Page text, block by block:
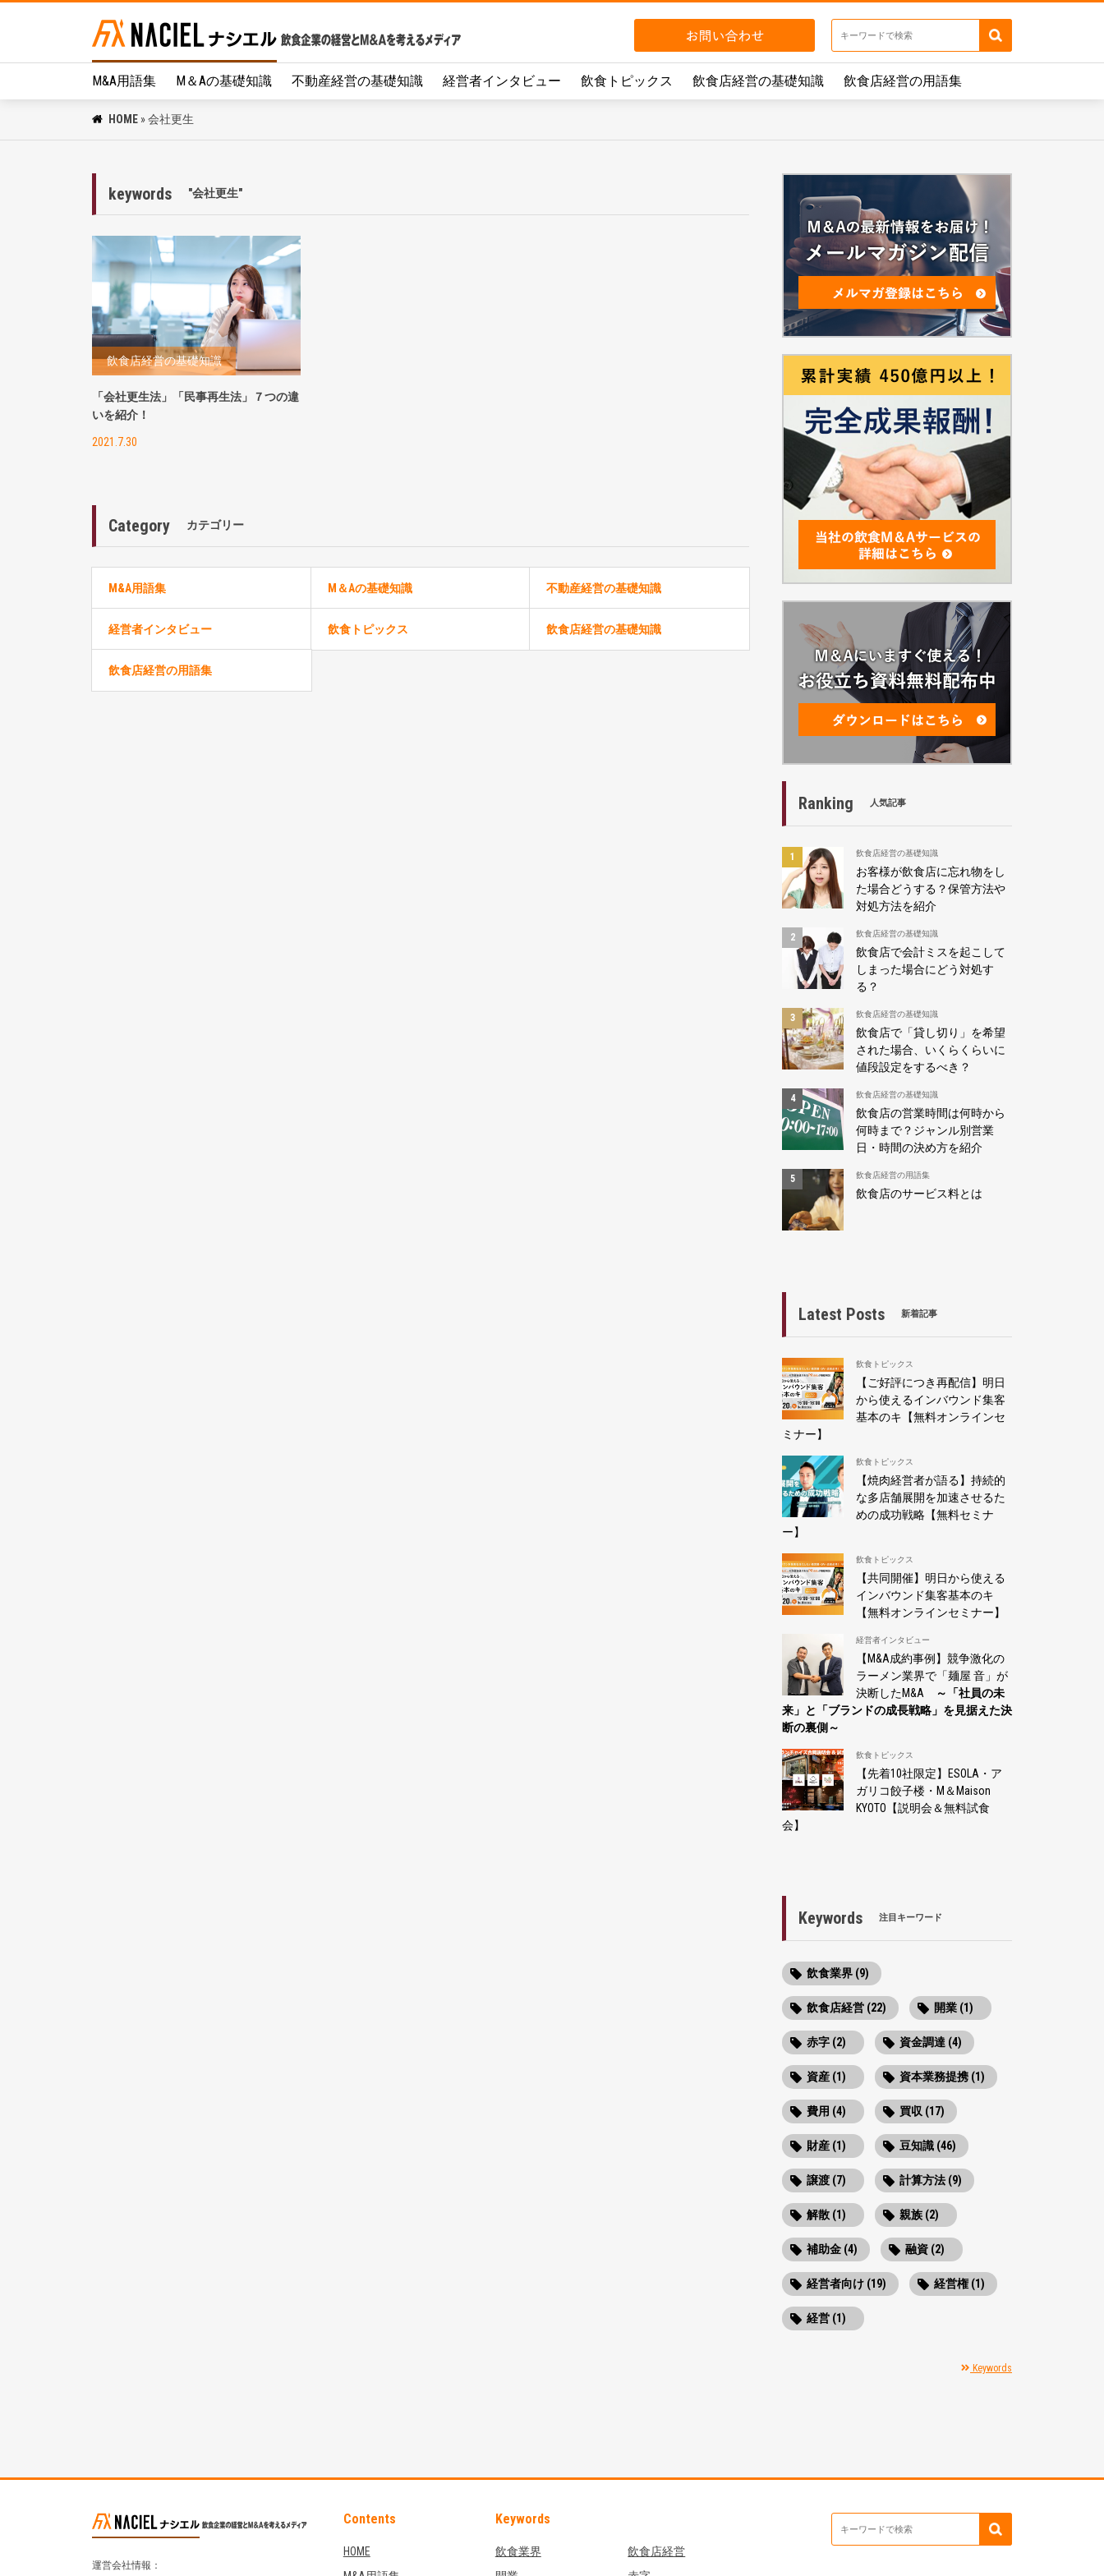
M&A用語集 M＆Aの基礎知識 不動産経営の基礎知識 経営者インタビュー 飲食トピックス 飲食店経営の基礎知識 飲食店経営の用語集
HOME »会社更生
keywords "会社更生"
飲食店経営の基礎知識
「会社更生法」「民事再生法」７つの違
いを紹介！
2021.7.30
Category カテゴリー
M&A用語集 M＆Aの基礎知識 不動産経営の基礎知識
経営者インタビュー 飲食トピックス 飲食店経営の基礎知識
飲食店経営の用語集
Ranking 人気記事
飲食店経営の基礎知識
お客様が飲食店に忘れ物をし
た場合どうする？保管方法や
対処方法を紹介
飲食店経営の基礎知識
飲食店で会計ミスを起こして
しまった場合にどう対処す
る？
飲食店経営の基礎知識
飲食店で「貸し切り」を希望
された場合、いくらくらいに
値段設定をするべき？
飲食店経営の基礎知識
飲食店の営業時間は何時から
何時まで？ジャンル別営業
日・時間の決め方を紹介
飲食店経営の用語集
飲食店のサービス料とは
Latest Posts 新着記事
飲食トピックス
【ご好評につき再配信】明日
から使えるインバウンド集客
基本のキ【無料オンラインセ
ミナー】
飲食トピックス
【焼肉経営者が語る】持続的
な多店舗展開を加速させるた
めの成功戦略【無料セミナ
ー】
飲食トピックス
【共同開催】明日から使える
インバウンド集客基本のキ
【無料オンラインセミナー】
経営者インタビュー
【M&A成約事例】競争激化の
ラーメン業界で「麺屋 音」が
決断したM&A
～「社員の未
来」と「ブランドの成長戦略」を見据えた決
断の裏側～
飲食トピックス
【先着10社限定】ESOLA・ア
ガリコ餃子楼・M＆Maison
KYOTO【説明会＆無料試食
会】
Keywords 注目キーワード
飲食業界 (9)
飲食店経営 (22) 開業 (1)
赤字 (2) 資金調達 (4)
資産 (1) 資本業務提携 (1)
費用 (4) 買収 (17)
財産 (1) 豆知識 (46)
譲渡 (7) 計算方法 (9)
解散 (1) 親族 (2)
補助金 (4) 融資 (2)
経営者向け (19) 経営権 (1)
経営 (1)
Keywords
運営会社情報：
Contents
HOME
Keywords
飲食業界
飲食店経営